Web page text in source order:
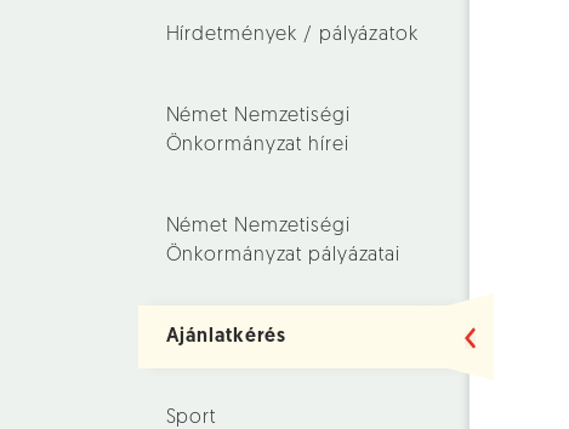
Hírdetmények / pályázatok
Német Nemzetiségi
Önkormányzat hírei
Német Nemzetiségi
Önkormányzat pályázatai
Ajánlatkérés
Sport